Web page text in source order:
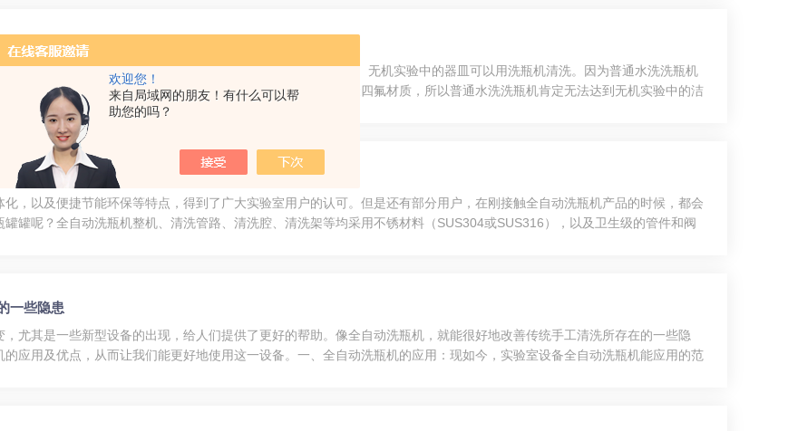
欢迎您！
来自局域网的朋友！有什么可以帮
助您的吗？
应该详细了解设备，在使用过程中可能会遇见的以下误区：1、无机实验中的器皿可以用洗瓶机清洗。因为普通水洗洗瓶机
锈钢中成分的析出或溶出，而酸逆流清洗机的整个内腔都是聚四氟材质，所以普通水洗洗瓶机肯定无法达到无机实验中的洁
实验器皿。常规理化器皿用酸逆流清洗机是达不到要求的。酸逆流清洗的清洗原理是用亚沸的酸蒸汽去熏蒸，去除金属离子
青睐呢？
，以及便捷节能环保等特点，得到了广大实验室用户的认可。但是还有部分用户，在刚接触全自动洗瓶机产品的时候，都会
罐呢？全自动洗瓶机整机、清洗管路、清洗腔、清洗架等均采用不锈材料（SUS304或SUS316），以及卫生级的管件和阀
一些隐患
尤其是一些新型设备的出现，给人们提供了更好的帮助。像全自动洗瓶机，就能很好地改善传统手工清洗所存在的一些隐
应用及优点，从而让我们能更好地使用这一设备。一、全自动洗瓶机的应用：现如今，实验室设备全自动洗瓶机能应用的范